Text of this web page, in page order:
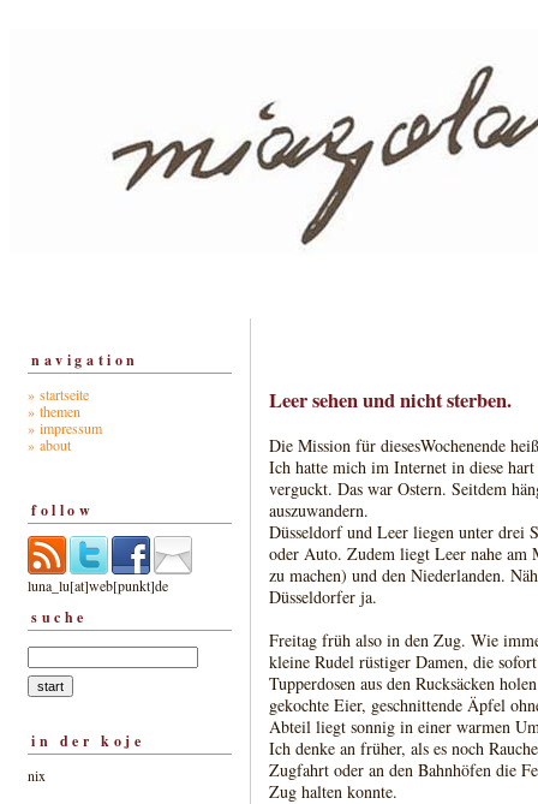
navigation
» startseite
» themen
» impressum
» about
follow
luna_lu[at]web[punkt]de
suche
in der koje
nix
Leer sehen und nicht sterben.
Die Mission für diesesWochenende
Ich hatte mich im Internet in diese
verguckt. Das war Ostern. Seitdem
auszuwandern.
Düsseldorf und Leer liegen unter drei
oder Auto. Zudem liegt Leer nahe
zu machen) und den Niederlanden.
Düsseldorfer ja.
Freitag früh also in den Zug. Wie
kleine Rudel rüstiger Damen, die
Tupperdosen aus den Rucksäcken
gekochte Eier, geschnittende Äpfel
Abteil liegt sonnig in einer warmen
Ich denke an früher, als es noch
Zugfahrt oder an den Bahnhöfen die
Zug halten konnte.